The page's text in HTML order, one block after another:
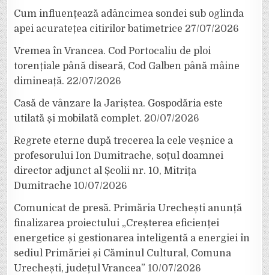
Cum influențează adâncimea sondei sub oglinda
apei acuratețea citirilor batimetrice 27/07/2026
Vremea în Vrancea. Cod Portocaliu de ploi
torențiale până diseară, Cod Galben până mâine
dimineață. 22/07/2026
Casă de vânzare la Jariștea. Gospodăria este
utilată și mobilată complet. 20/07/2026
Regrete eterne după trecerea la cele veșnice a
profesorului Ion Dumitrache, soțul doamnei
director adjunct al Școlii nr. 10, Mitrița
Dumitrache 10/07/2026
Comunicat de presă. Primăria Urechești anunță
finalizarea proiectului „Creșterea eficienței
energetice și gestionarea inteligentă a energiei în
sediul Primăriei și Căminul Cultural, Comuna
Urechești, județul Vrancea” 10/07/2026